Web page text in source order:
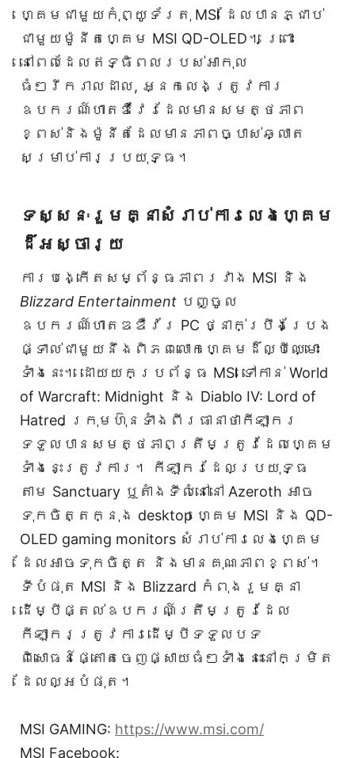
ហ្គេមជាមួយកុំព្យូទ័រតុ MSI ដែលបានភ្ជាប់
ជាមួយម៉ូនីតហ្គេម MSI QD-OLED។ ព្រោះ
នៅពេលដែលឥទ្ធិពលរបស់អាកុល
ធំៗរីករាលដាល, អ្នកលេងត្រូវការ
ឧបករណ៍ហាតឌឺវែរដែលមានសមត្ថភាព
ខ្ពស់និងម៉ូនីតដែលមានភាពច្បាស់ឆ្លាត
សម្រាប់ការប្រយុទ្ធ។
ទស្សនៈរួមគ្នាសំរាប់ការលេងហ្គេម
ដ៏អស្ចារ្យ
ការបង្កើតសម្ព័ន្ធភាពរវាង MSI និង
Blizzard Entertainment បញ្ចូល
ឧបករណ៍ហាតឌឌឺវ័រ PC ថ្នាក់ប្រឹងប្រែង
ផ្ទាល់ជាមួយនឹងពិភពលោកហ្គេមដ៏ល្បីឈ្មោះ
ទាំងនេះ។ ដោយយកប្រព័ន្ធ MSI ទៅកាន់ World
of Warcraft: Midnight និង Diablo IV: Lord of
Hatred ក្រុមហ៊ុនទាំងពីរធានាថាកីឡាករ
ទទួលបានសមត្ថភាពត្រឹមត្រូវដែលហ្គេម
ទាំងនេះត្រូវការ។ កីឡាករដែលប្រយុទ្ធ
តាម Sanctuary ឬតាំងទីលំនៅនៅ Azeroth អាច
ទុកចិត្តក្នុង desktop ហ្គេម MSI និង QD-
OLED gaming monitors សំរាប់ការលេងហ្គេម
ដែលអាចទុកចិត្ត និងមានគុណភាពខ្ពស់។
ទីបំផុត MSI និង Blizzard កំពុងរួមគ្នា
ដើម្បីផ្តល់ឧបករណ៍ត្រឹមត្រូវដែល
កីឡាករត្រូវការដើម្បីទទួលបទ
ពិសោធន៍ផ្តោតចេញផ្សាយធំៗទាំងនេះនៅកម្រិត
ដែលល្អបំផុត។
MSI GAMING: https://www.msi.com/
MSI Facebook: